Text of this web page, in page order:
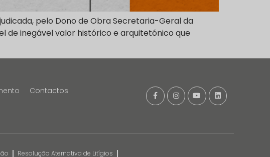
pelo Dono de Obra Secretaria-Geral da
de inegável valor histórico e arquitetónico que
Contactos
Resolução Aternativa de Litígios